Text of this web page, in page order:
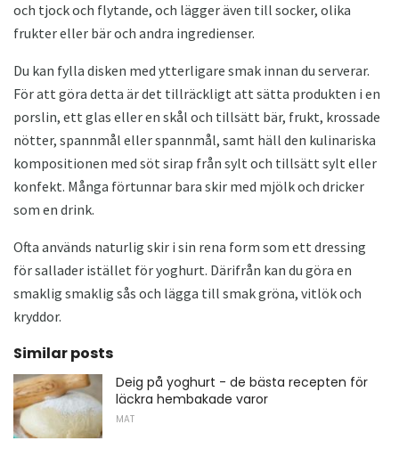
och tjock och flytande, och lägger även till socker, olika
frukter eller bär och andra ingredienser.
Du kan fylla disken med ytterligare smak innan du serverar.
För att göra detta är det tillräckligt att sätta produkten i en
porslin, ett glas eller en skål och tillsätt bär, frukt, krossade
nötter, spannmål eller spannmål, samt häll den kulinariska
kompositionen med söt sirap från sylt och tillsätt sylt eller
konfekt. Många förtunnar bara skir med mjölk och dricker
som en drink.
Ofta används naturlig skir i sin rena form som ett dressing
för sallader istället för yoghurt. Därifrån kan du göra en
smaklig smaklig sås och lägga till smak gröna, vitlök och
kryddor.
Similar posts
Deig på yoghurt - de bästa recepten för
läckra hembakade varor
MAT